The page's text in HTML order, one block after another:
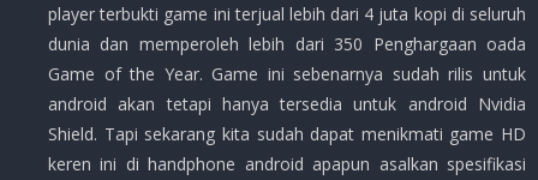
player terbukti game ini terjual lebih dari 4 juta kopi di seluruh
dunia dan memperoleh lebih dari 350 Penghargaan oada
Game of the Year. Game ini sebenarnya sudah rilis untuk
android akan tetapi hanya tersedia untuk android Nvidia
Shield. Tapi sekarang kita sudah dapat menikmati game HD
keren ini di handphone android apapun asalkan spesifikasi